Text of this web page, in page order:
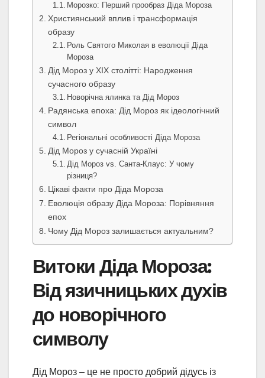
Морозко: Перший прообраз Діда Мороза
Християнський вплив і трансформація
образу
Роль Святого Миколая в еволюції Діда
Мороза
Дід Мороз у XIX столітті: Народження
сучасного образу
Новорічна ялинка та Дід Мороз
Радянська епоха: Дід Мороз як ідеологічний
символ
Регіональні особливості Діда Мороза
Дід Мороз у сучасній Україні
Дід Мороз vs. Санта-Клаус: У чому
різниця?
Цікаві факти про Діда Мороза
Еволюція образу Діда Мороза: Порівняння
епох
Чому Дід Мороз залишається актуальним?
Витоки Діда Мороза:
Від язичницьких духів
до новорічного
символу
Дід Мороз – це не просто добрий дідусь із